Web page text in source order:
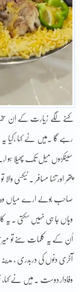
کہنے لگے زیارت کے اِن سخت
رہے گا ۔مَیں نے کہا ،کیا
سینکڑوں میل تک پھیلا ہو
پتھر اور تنہا مسافر ۔ ٹیکسی
صاحب بولے ارے میاں وہ
وہاں جا ہی نہیں سکتی ۔
اُن کے یہ کلمات سُنے تو
آخری دنوں کی دربدری ، مدینہ
وفادار دوست ۔ مَیں نے